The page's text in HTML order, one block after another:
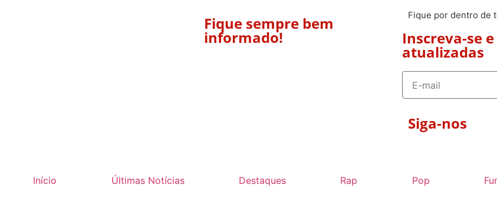
Fique sempre bem
informado!
Fique por dentro de
Inscreva-se
atualizadas
Siga-nos
Início Últimas Notícias Destaques Rap Pop